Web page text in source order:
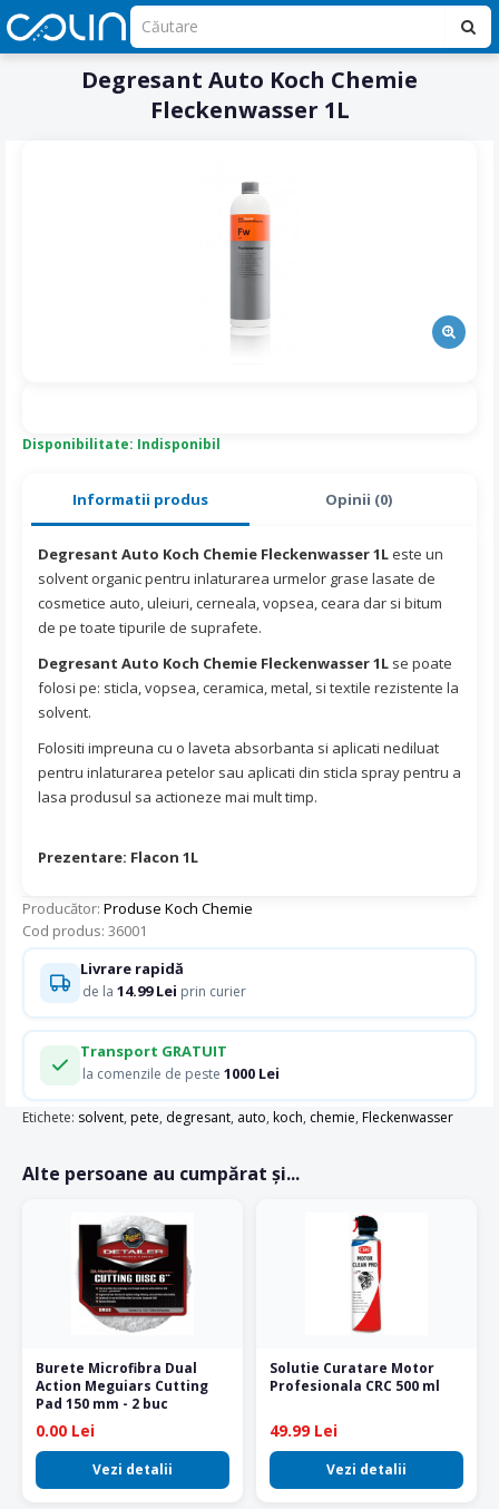
Degresant Auto Koch Chemie
Fleckenwasser 1L
Informatii produs Opinii (0)
Degresant Auto Koch Chemie Fleckenwasser 1L este un
solvent organic pentru inlaturarea urmelor grase lasate de
cosmetice auto, uleiuri, cerneala, vopsea, ceara dar si bitum
de pe toate tipurile de suprafete.
Degresant Auto Koch Chemie Fleckenwasser 1L se poate
folosi pe: sticla, vopsea, ceramica, metal, si textile rezistente la
solvent.
Folositi impreuna cu o laveta absorbanta si aplicati nediluat
pentru inlaturarea petelor sau aplicati din sticla spray pentru a
lasa produsul sa actioneze mai mult timp.
Prezentare: Flacon 1L
Producător: Produse Koch Chemie
Cod produs: 36001
Disponibilitate: Indisponibil
Livrare rapidă
de la 14.99 Lei prin curier
Transport GRATUIT
la comenzile de peste 1000 Lei
Etichete: solvent, pete, degresant, auto, koch, chemie, Fleckenwasser
Alte persoane au cumpărat și...
Burete Microfibra Dual
Action Meguiars Cutting
Pad 150 mm - 2 buc
0.00 Lei
Vezi detalii
Solutie Curatare Motor
Profesionala CRC 500 ml
49.99 Lei
Vezi detalii